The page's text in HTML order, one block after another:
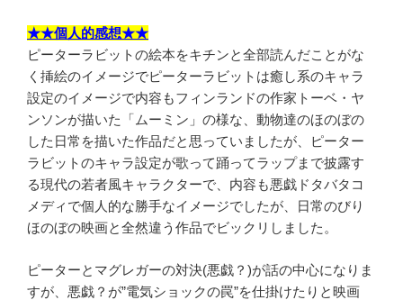
★★個人的感想★★
ピーターラビットの絵本をキチンと全部読んだことがな
く挿絵のイメージでピーターラビットは癒し系のキャラ
設定のイメージで内容もフィンランドの作家トーベ・ヤ
ンソンが描いた「ムーミン」の様な、動物達のほのぼの
した日常を描いた作品だと思っていましたが、ピーター
ラビットのキャラ設定が歌って踊ってラップまで披露す
る現代の若者風キャラクターで、内容も悪戯ドタバタコ
メディで個人的な勝手なイメージでしたが、日常のびり
ほのぼの映画と全然違う作品でビックリしました。
ピーターとマグレガーの対決(悪戯？)が話の中心になりま
すが、悪戯？が”電気ショックの罠”を仕掛けたりと映画